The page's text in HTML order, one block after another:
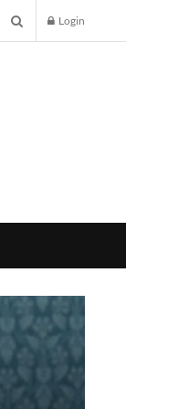
Login